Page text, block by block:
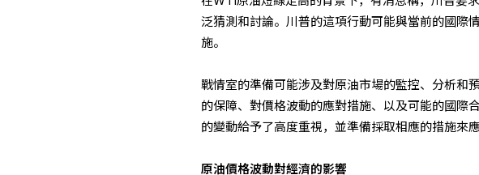
泛猜測和討論。川普的這項行動可能與當前的國際
施。
戰情室的準備可能涉及對原油市場的監控、分析和
的保障、對價格波動的應對措施、以及可能的國際
的變動給予了高度重視，並準備採取相應的措施來
原油價格波動對經濟的影響